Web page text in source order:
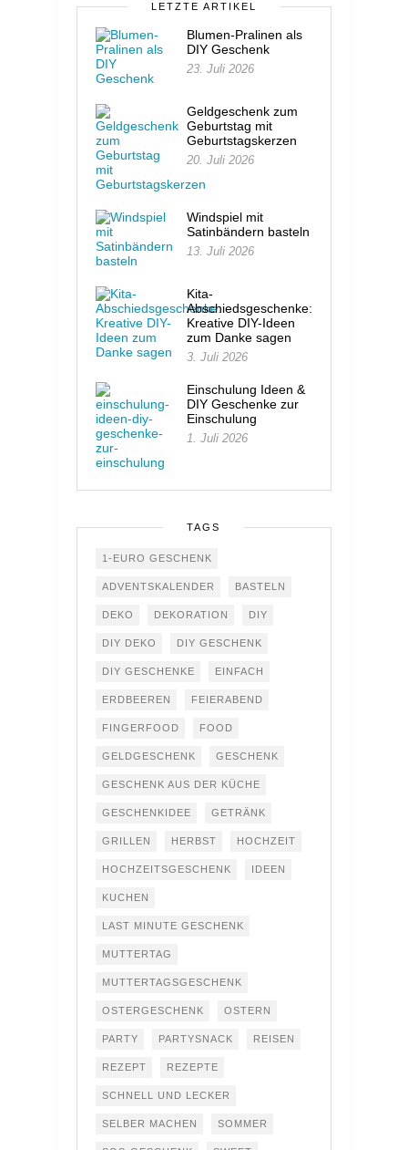
LETZTE ARTIKEL
Blumen-Pralinen als
DIY Geschenk
23. Juli 2026
Geldgeschenk zum
Geburtstag mit
Geburtstagskerzen
20. Juli 2026
Windspiel mit
Satinbändern basteln
13. Juli 2026
Kita-
Abschiedsgeschenke:
Kreative DIY-Ideen
zum Danke sagen
3. Juli 2026
Einschulung Ideen &
DIY Geschenke zur
Einschulung
1. Juli 2026
TAGS
1-EURO GESCHENK
ADVENTSKALENDER BASTELN
DEKO DEKORATION DIY
DIY DEKO DIY GESCHENK
DIY GESCHENKE EINFACH
ERDBEEREN FEIERABEND
FINGERFOOD FOOD
GELDGESCHENK GESCHENK
GESCHENK AUS DER KÜCHE
GESCHENKIDEE GETRÄNK
GRILLEN HERBST HOCHZEIT
HOCHZEITSGESCHENK IDEEN
KUCHEN
LAST MINUTE GESCHENK
MUTTERTAG
MUTTERTAGSGESCHENK
OSTERGESCHENK OSTERN
PARTY PARTYSNACK REISEN
REZEPT REZEPTE
SCHNELL UND LECKER
SELBER MACHEN SOMMER